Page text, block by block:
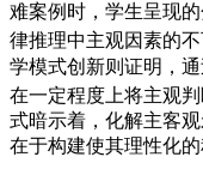
难案例时，学生呈现
律推理中主观因素的
学模式创新则证明，
在一定程度上将主观
式暗示着，化解主客
在于构建使其理性化的